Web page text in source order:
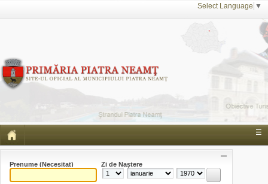
Select Language ▼
☰
Prenume (Necesitat) Zi de Naștere